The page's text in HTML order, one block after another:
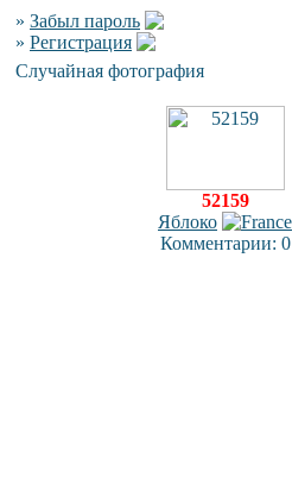
» Забыл пароль
» Регистрация
Случайная фотография
52159
Яблоко
Комментарии: 0